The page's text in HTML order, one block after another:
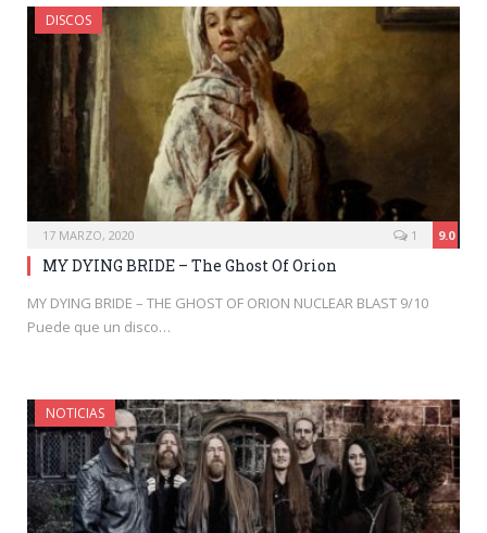
DISCOS
17 MARZO, 2020 9.0
1
MY DYING BRIDE – The Ghost Of Orion
MY DYING BRIDE – THE GHOST OF ORION NUCLEAR BLAST 9/10
Puede que un disco…
NOTICIAS